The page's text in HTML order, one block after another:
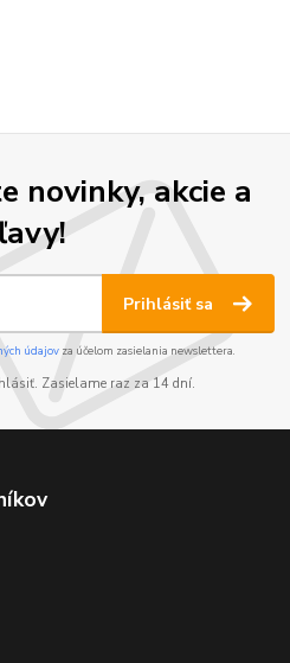
novinky, akcie a
Prihlásiť sa
údajov za účelom zasielania newslettera.
Zasielame raz za 14 dní.